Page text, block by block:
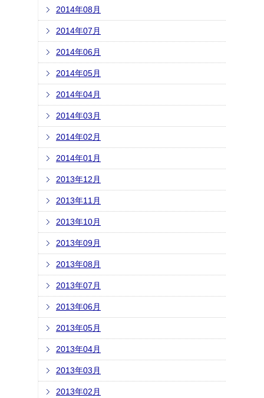
2014年08月
2014年07月
2014年06月
2014年05月
2014年04月
2014年03月
2014年02月
2014年01月
2013年12月
2013年11月
2013年10月
2013年09月
2013年08月
2013年07月
2013年06月
2013年05月
2013年04月
2013年03月
2013年02月